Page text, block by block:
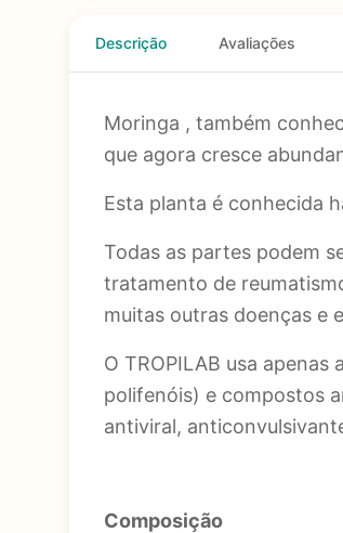
Descrição Avaliações
Moringa , também
que agora cresce
Esta planta é conhecida
Todas as partes podem
tratamento de
muitas outras doenças e
O TROPILAB usa
polifenóis) e compostos
antiviral,
Composição